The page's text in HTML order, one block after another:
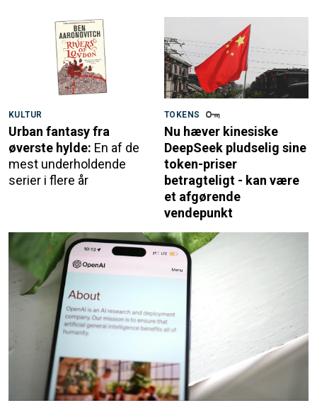
KULTUR
Urban fantasy fra
øverste hylde: En af de
mest underholdende
serier i flere år
TOKENS
Nu hæver kinesiske
DeepSeek pludselig sine
token-priser
betragteligt - kan være
et afgørende
vendepunkt